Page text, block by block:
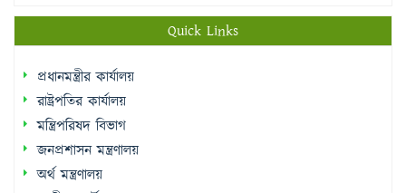
প্রধানমন্ত্রীর কার্যালয়
জনপ্রশাসন মন্ত্রণালয়
অর্থ মন্ত্রণালয়
জাতীয় পোর্টাল
শিক্ষা মন্ত্রণালয়
মাধ্যমিক ও উচ্চশিক্ষা অধিদপ্তর